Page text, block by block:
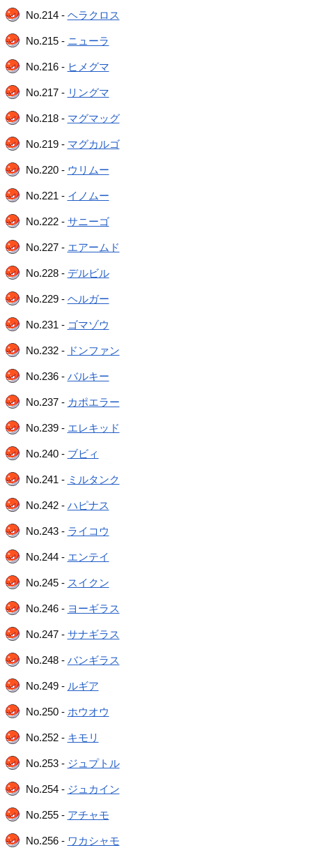
No.214 - ヘラクロス
No.215 - ニューラ
No.216 - ヒメグマ
No.217 - リングマ
No.218 - マグマッグ
No.219 - マグカルゴ
No.220 - ウリムー
No.221 - イノムー
No.222 - サニーゴ
No.227 - エアームド
No.228 - デルビル
No.229 - ヘルガー
No.231 - ゴマゾウ
No.232 - ドンファン
No.236 - バルキー
No.237 - カポエラー
No.239 - エレキッド
No.240 - ブビィ
No.241 - ミルタンク
No.242 - ハピナス
No.243 - ライコウ
No.244 - エンテイ
No.245 - スイクン
No.246 - ヨーギラス
No.247 - サナギラス
No.248 - バンギラス
No.249 - ルギア
No.250 - ホウオウ
No.252 - キモリ
No.253 - ジュプトル
No.254 - ジュカイン
No.255 - アチャモ
No.256 - ワカシャモ